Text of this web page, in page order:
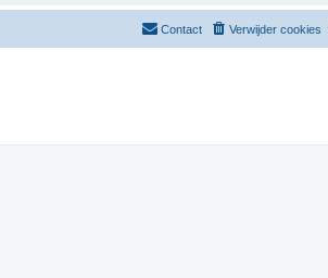
Verwijder cookies
Contact